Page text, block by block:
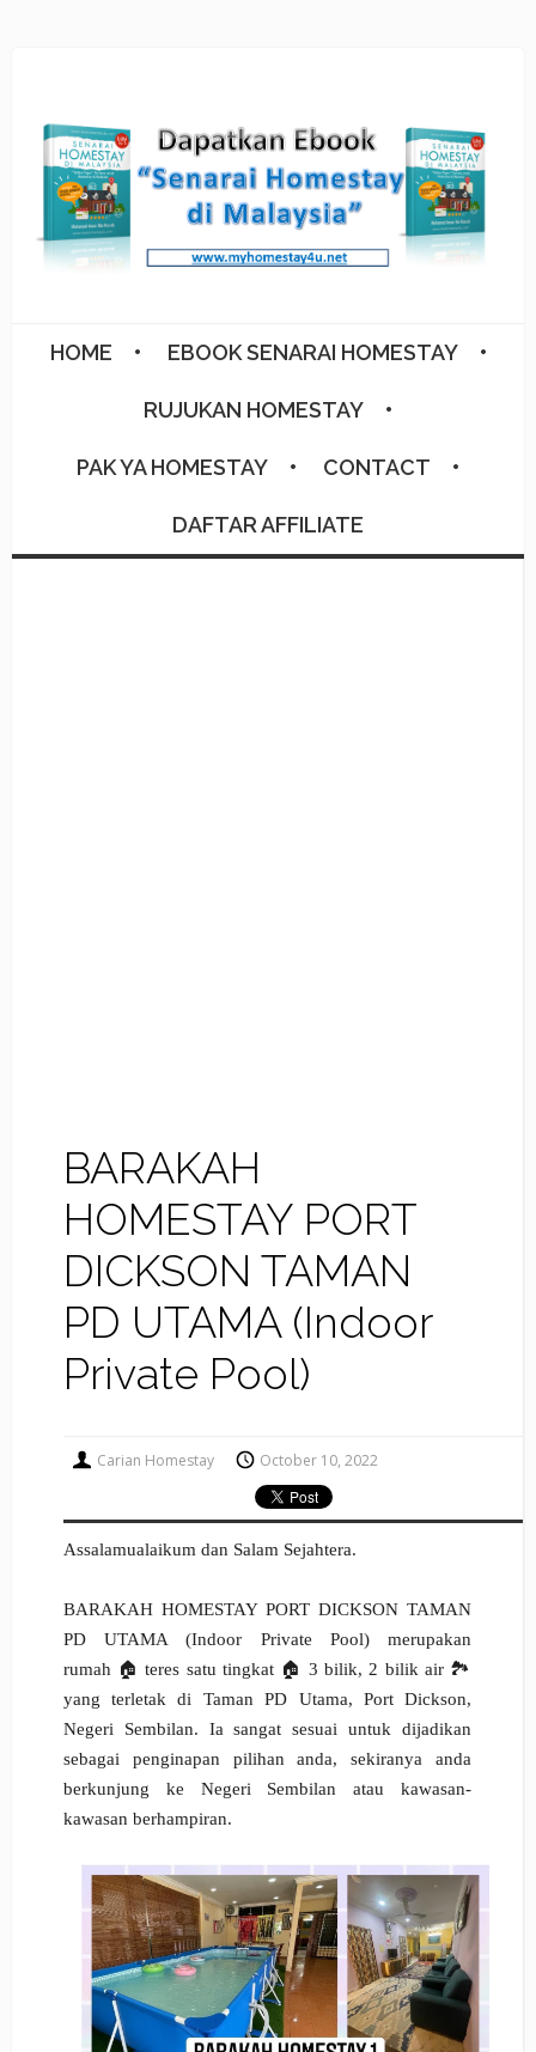
HOME EBOOK SENARAI HOMESTAY
RUJUKAN HOMESTAY
PAK YA HOMESTAY CONTACT
DAFTAR AFFILIATE
BARAKAH
HOMESTAY PORT
DICKSON TAMAN
PD UTAMA (Indoor
Private Pool)
Carian Homestay October 10, 2022
Assalamualaikum dan Salam Sejahtera.
BARAKAH HOMESTAY PORT DICKSON TAMAN
PD UTAMA (Indoor Private Pool) merupakan
rumah 🏠 teres satu tingkat 🏠 3 bilik, 2 bilik air 🏞️
yang terletak di Taman PD Utama, Port Dickson,
Negeri Sembilan. Ia sangat sesuai untuk dijadikan
sebagai penginapan pilihan anda, sekiranya anda
berkunjung ke Negeri Sembilan atau kawasan-
kawasan berhampiran.